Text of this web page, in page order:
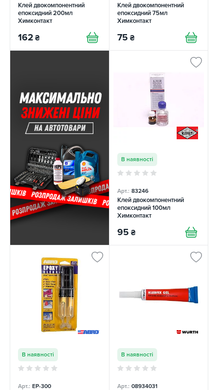
Клей двокомпонентний
епоксидний 200мл
Химконтакт
162 ₴
Клей двокомпонентний
епоксидний 75мл
Химконтакт
75 ₴
В наявності
Арт.: 83246
Клей двокомпонентний
епоксидний 100мл
Химконтакт
95 ₴
В наявності
Арт.: ЕР-300
В наявності
Арт.: 08934031